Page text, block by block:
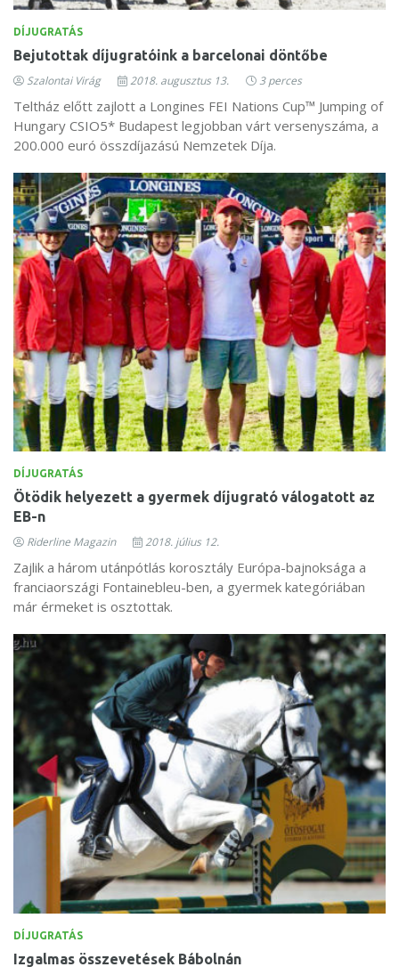
DÍJUGRATÁS
Bejutottak díjugratóink a barcelonai döntőbe
Szalontai Virág 2018. augusztus 13. 3 perces
Teltház előtt zajlott a Longines FEI Nations Cup™ Jumping of
Hungary CSIO5* Budapest legjobban várt versenyszáma, a
200.000 euró összdíjazású Nemzetek Díja.
DÍJUGRATÁS
Ötödik helyezett a gyermek díjugrató válogatott az
EB-n
Riderline Magazin 2018. július 12.
Zajlik a három utánpótlás korosztály Európa-bajnoksága a
franciaországi Fontainebleu-ben, a gyermek kategóriában
már érmeket is osztottak.
DÍJUGRATÁS
Izgalmas összevetések Bábolnán